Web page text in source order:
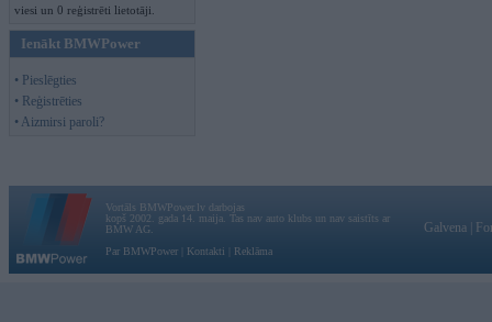
viesi un 0 reģistrēti lietotāji.
Ienākt BMWPower
• Pieslēgties
• Reģistrēties
• Aizmirsi paroli?
Vortāls BMWPower.lv darbojas
kopš 2002. gada 14. maija. Tas nav auto klubs un nav saistīts ar
BMW AG.
Par BMWPower
Kontakti Reklāma
Galvena